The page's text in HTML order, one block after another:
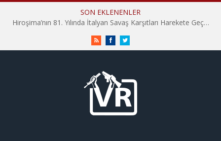
SON EKLENENLER
Hiroşima’nın 81. Yılında İtalyan Savaş Karşıtları Harekete Geçti: “Hatırlamak yeterli değil”
RSS FacebookTwitter